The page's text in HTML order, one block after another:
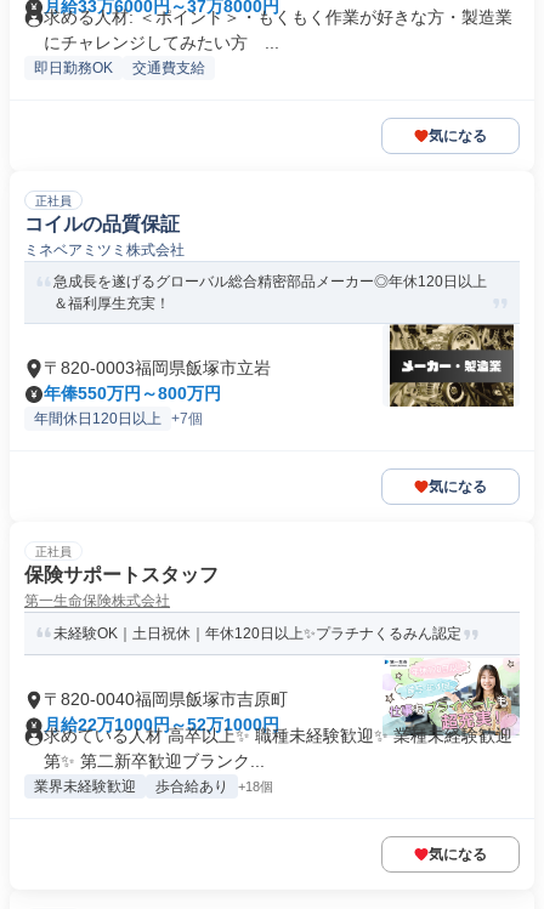
月給33万6000円～37万8000円
求める人材: ＜ポイント＞・もくもく作業が好きな方・製造業
にチャレンジしてみたい方 ...
即日勤務OK 交通費支給
気になる
正社員
コイルの品質保証
ミネベアミツミ株式会社
急成長を遂げるグローバル総合精密部品メーカー◎年休120日以上
＆福利厚生充実！
〒820-0003福岡県飯塚市立岩
年俸550万円～800万円
年間休日120日以上 +7個
気になる
正社員
保険サポートスタッフ
第一生命保険株式会社
未経験OK｜土日祝休｜年休120日以上✨プラチナくるみん認定
〒820-0040福岡県飯塚市吉原町
月給22万1000円～52万1000円
求めている人材 高卒以上✨ 職種未経験歓迎✨ 業種未経験歓迎
第✨ 第二新卒歓迎ブランク...
業界未経験歓迎 歩合給あり +18個
気になる